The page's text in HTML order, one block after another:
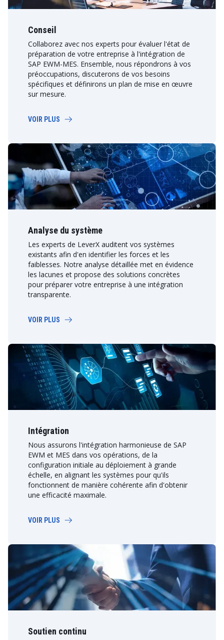
Conseil
Collaborez avec nos experts pour évaluer l'état de
préparation de votre entreprise à l'intégration de
SAP EWM-MES. Ensemble, nous répondrons à vos
préoccupations, discuterons de vos besoins
spécifiques et définirons un plan de mise en œuvre
sur mesure.
VOIR PLUS
Analyse du système
Les experts de LeverX auditent vos systèmes
existants afin d'en identifier les forces et les
faiblesses. Notre analyse détaillée met en évidence
les lacunes et propose des solutions concrètes
pour préparer votre entreprise à une intégration
transparente.
VOIR PLUS
Intégration
Nous assurons l'intégration harmonieuse de SAP
EWM et MES dans vos opérations, de la
configuration initiale au déploiement à grande
échelle, en alignant les systèmes pour qu'ils
fonctionnent de manière cohérente afin d'obtenir
une efficacité maximale.
VOIR PLUS
Soutien continu